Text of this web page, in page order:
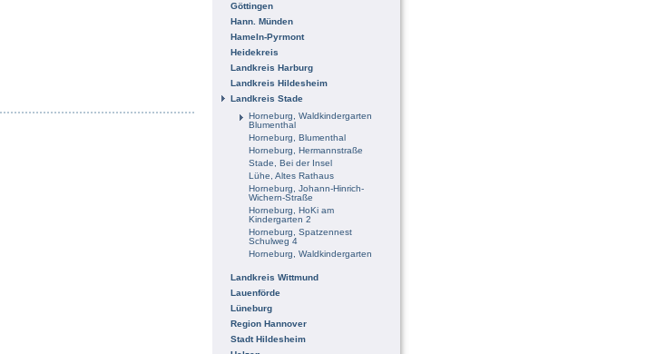
Göttingen
Hann. Münden
Hameln-Pyrmont
Heidekreis
Landkreis Harburg
Landkreis Hildesheim
Landkreis Stade
Horneburg, Waldkindergarten
Blumenthal
Horneburg, Blumenthal
Horneburg, Hermannstraße
Stade, Bei der Insel
Lühe, Altes Rathaus
Horneburg, Johann-Hinrich-
Wichern-Straße
Horneburg, HoKi am
Kindergarten 2
Horneburg, Spatzennest
Schulweg 4
Horneburg, Waldkindergarten
Landkreis Wittmund
Lauenförde
Lüneburg
Region Hannover
Stadt Hildesheim